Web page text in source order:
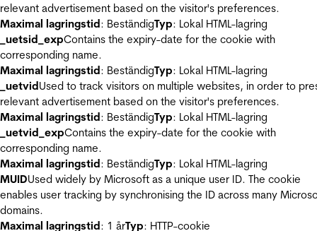
relevant advertisement based on the visitor's preferences.
Maximal lagringstid: BeständigTyp: Lokal HTML-lagring
_uetsid_expContains the expiry-date for the cookie with
corresponding name.
Maximal lagringstid: BeständigTyp: Lokal HTML-lagring
_uetvidUsed to track visitors on multiple websites, in order to
relevant advertisement based on the visitor's preferences.
Maximal lagringstid: BeständigTyp: Lokal HTML-lagring
_uetvid_expContains the expiry-date for the cookie with
corresponding name.
Maximal lagringstid: BeständigTyp: Lokal HTML-lagring
MUIDUsed widely by Microsoft as a unique user ID. The cookie
enables user tracking by synchronising the ID across many
domains.
Maximal lagringstid: 1 årTyp: HTTP-cookie